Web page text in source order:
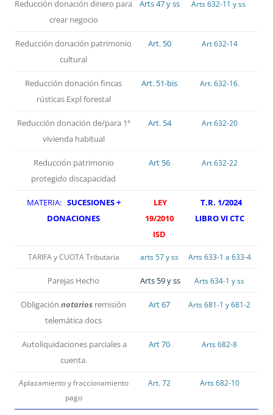
Reducción donación dinero para
crear negocio
Arts 47 y ss Arts 632-11 y ss
Reducción donación patrimonio
cultural
Art. 50 Art 632-14
Reducción donación fincas
rústicas Expl forestal
Art. 51-bis Art. 632-16.
Reducción donación de/para 1ª
vivienda habitual
Art. 54 Art 632-20
Reducción patrimonio
protegido discapacidad
Art 56 Art 632-22
MATERIA: SUCESIONES +
DONACIONES
LEY
19/2010
ISD
T.R. 1/2024
LIBRO VI CTC
TARIFA y CUOTA Tributaria arts 57 y ss Arts 633-1 a 633-4
Parejas Hecho Arts 59 y ss Arts 634-1 y ss
Obligación notarios remisión
telemática docs
Art 67 Arts 681-1 y 681-2
Autoliquidaciones parciales a
cuenta.
Art 70 Arts 682-8
Aplazamiento y fraccionamiento
pago
Art. 72 Arts 682-10